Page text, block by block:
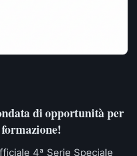
di opportunità per
4ª Serie Speciale